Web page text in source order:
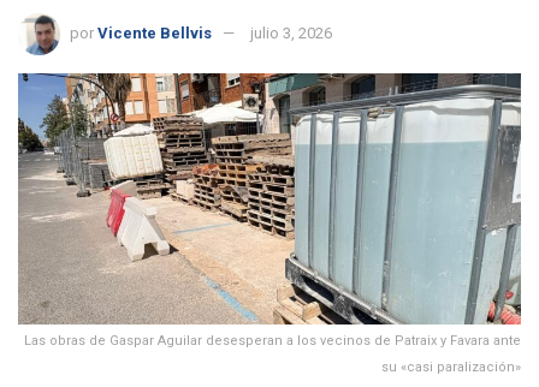
por Vicente Bellvis julio 3, 2026
Las obras de Gaspar Aguilar desesperan a los vecinos de Patraix y Favara ante
su «casi paralización»